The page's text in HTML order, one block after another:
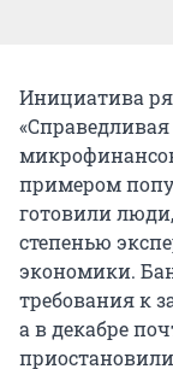
Инициатива
«Справедливая
примером
готовили
степенью
экономики.
требования к
а в декабре